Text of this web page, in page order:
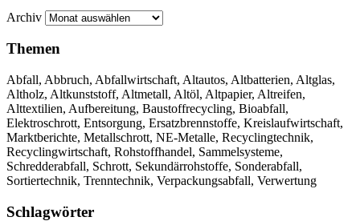
Archiv
Themen
Abfall, Abbruch, Abfallwirtschaft, Altautos, Altbatterien, Altglas,
Altholz, Altkunststoff, Altmetall, Altöl, Altpapier, Altreifen,
Alttextilien, Aufbereitung, Baustoffrecycling, Bioabfall,
Elektroschrott, Entsorgung, Ersatzbrennstoffe, Kreislaufwirtschaft,
Marktberichte, Metallschrott, NE-Metalle, Recyclingtechnik,
Recyclingwirtschaft, Rohstoffhandel, Sammelsysteme,
Schredderabfall, Schrott, Sekundärrohstoffe, Sonderabfall,
Sortiertechnik, Trenntechnik, Verpackungsabfall, Verwertung
Schlagwörter